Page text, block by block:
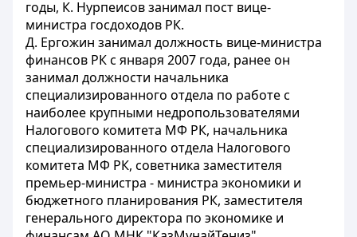
годы, К. Нурпеисов занимал пост вице-
министра госдоходов РК.
Д. Ергожин занимал должность вице-министра
финансов РК с января 2007 года, ранее он
занимал должности начальника
специализированного отдела по работе с
наиболее крупными недропользователями
Налогового комитета МФ РК, начальника
специализированного отдела Налогового
комитета МФ РК, советника заместителя
премьер-министра - министра экономики и
бюджетного планирования РК, заместителя
генерального директора по экономике и